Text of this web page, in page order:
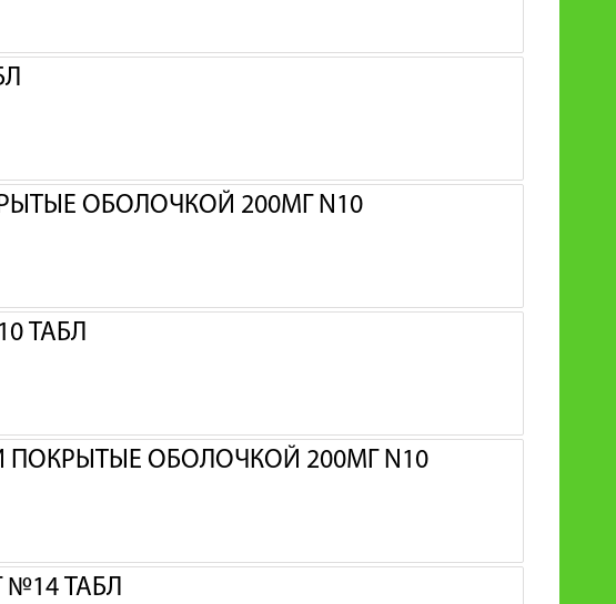
ОБОЛОЧКОЙ 200МГ N10
ТАБЛ
ОБОЛОЧКОЙ 200МГ N10
№14 ТАБЛ